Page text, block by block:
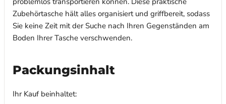
Zubehörtasche hält alles organisiert und griffbereit, sodass
Sie keine Zeit mit der Suche nach Ihren Gegenständen am
Boden Ihrer Tasche verschwenden.
Packungsinhalt
Ihr Kauf beinhaltet: